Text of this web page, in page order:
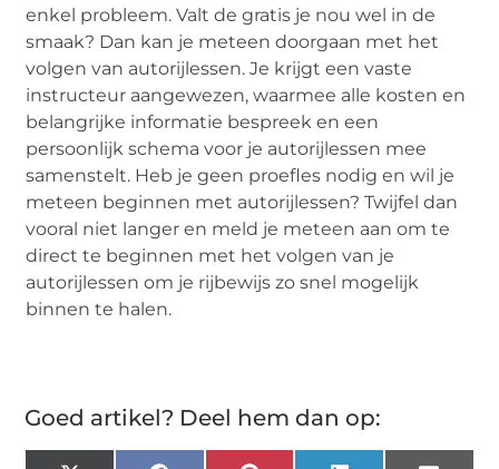
enkel probleem. Valt de gratis je nou wel in de
smaak? Dan kan je meteen doorgaan met het
volgen van autorijlessen. Je krijgt een vaste
instructeur aangewezen, waarmee alle kosten en
belangrijke informatie bespreek en een
persoonlijk schema voor je autorijlessen mee
samenstelt. Heb je geen proefles nodig en wil je
meteen beginnen met autorijlessen? Twijfel dan
vooral niet langer en meld je meteen aan om te
direct te beginnen met het volgen van je
autorijlessen om je rijbewijs zo snel mogelijk
binnen te halen.
Goed artikel? Deel hem dan op: